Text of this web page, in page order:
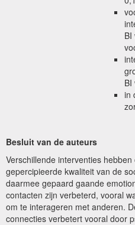
BI
BI
in
Besluit van de auteurs
Verschillende interventies
gepercipieerde kwaliteit van de
daarmee gepaard gaande
contacten zijn verbeterd, vooral
om te interageren met anderen.
connecties verbetert vooral door